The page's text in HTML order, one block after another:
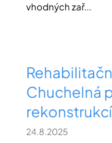
vhodných zař...
Chuchelná
24.8.2025